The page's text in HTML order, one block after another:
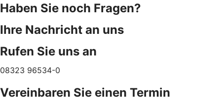
Haben Sie noch Fragen?
Ihre Nachricht an uns
Rufen Sie uns an
08323 96534-0
Vereinbaren Sie einen Termin